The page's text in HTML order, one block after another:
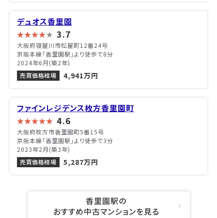
デュオス香里園
3.7
大阪府寝屋川市松屋町12番24号
京阪本線「香里園駅」より徒歩で8分
2024年6月(築2年)
売買価格相場
4,941万円
ファインレジデンス枚方香里園町
4.6
大阪府枚方市香里園町5番15号
京阪本線「香里園駅」より徒歩で3分
2023年2月(築3年)
売買価格相場
5,287万円
香里園駅の
おすすめ中古マンションを見る